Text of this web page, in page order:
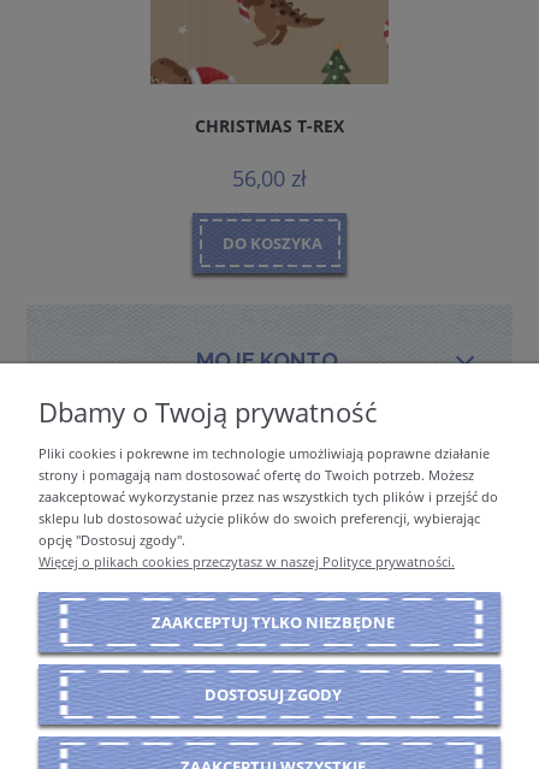
CHRISTMAS T-REX
56,00 zł
DO KOSZYKA
MOJE KONTO
PŁATNOŚCI I DOSTAWA
INFORMACJE
O NAS
POKAŻ PEŁNĄ WERSJĘ STRONY
Dbamy o Twoją prywatność
Pliki cookies i pokrewne im technologie umożliwiają poprawne działanie
strony i pomagają nam dostosować ofertę do Twoich potrzeb. Możesz
zaakceptować wykorzystanie przez nas wszystkich tych plików i przejść do
sklepu lub dostosować użycie plików do swoich preferencji, wybierając
opcję "Dostosuj zgody".
Więcej o plikach cookies przeczytasz w naszej Polityce prywatności.
ZAAKCEPTUJ TYLKO NIEZBĘDNE
DOSTOSUJ ZGODY